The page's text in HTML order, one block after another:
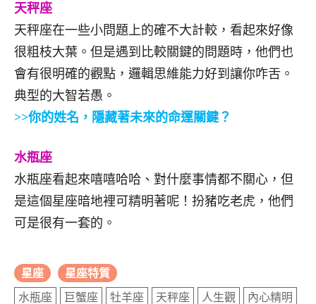
天秤座
天秤座在一些小問題上的確不大計較，看起來好像
很粗枝大葉。但是遇到比較關鍵的問題時，他們也
會有很明確的觀點，邏輯思維能力好到讓你咋舌。
典型的大智若愚。
>>你的姓名，隱藏著未來的命運關鍵？
水瓶座
水瓶座看起來嘻嘻哈哈、對什麼事情都不關心，但
是這個星座暗地裡可精明著呢！扮豬吃老虎，他們
可是很有一套的。
星座 星座特質
水瓶座 巨蟹座 牡羊座 天秤座 人生觀
內心精明